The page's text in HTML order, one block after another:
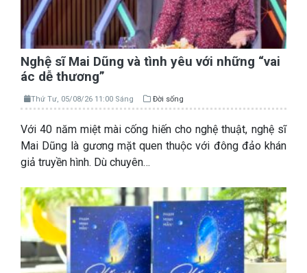
Nghệ sĩ Mai Dũng và tình yêu với những “vai
ác dễ thương”
Thứ Tư, 05/08/26 11:00 Sáng Đời sống
Với 40 năm miệt mài cống hiến cho nghệ thuật, nghệ sĩ
Mai Dũng là gương mặt quen thuộc với đông đảo khán
giả truyền hình. Dù chuyên…